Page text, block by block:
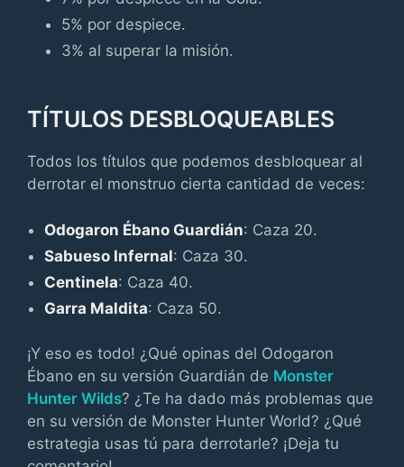
5% por despiece.
3% al superar la misión.
TÍTULOS DESBLOQUEABLES
Todos los títulos que podemos desbloquear al
derrotar el monstruo cierta cantidad de veces:
Odogaron Ébano Guardián: Caza 20.
Sabueso Infernal: Caza 30.
Centinela: Caza 40.
Garra Maldita: Caza 50.
¡Y eso es todo! ¿Qué opinas del Odogaron
Ébano en su versión Guardián de Monster
Hunter Wilds? ¿Te ha dado más problemas que
en su versión de Monster Hunter World? ¿Qué
estrategia usas tú para derrotarle? ¡Deja tu